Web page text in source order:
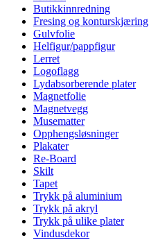
Butikkinnredning
Fresing og konturskjæring
Gulvfolie
Helfigur/pappfigur
Lerret
Logoflagg
Lydabsorberende plater
Magnetfolie
Magnetvegg
Musematter
Opphengsløsninger
Plakater
Re-Board
Skilt
Tapet
Trykk på aluminium
Trykk på akryl
Trykk på ulike plater
Vindusdekor